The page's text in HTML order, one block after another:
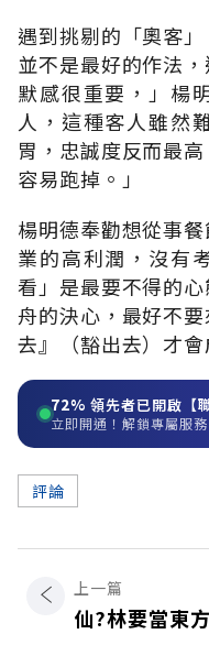
遇到挑剔的「奧客
並不是最好的作法
默感很重要，」楊
人，這種客人雖然
胃，忠誠度反而最
容易跑掉。」
楊明德奉勸想從事
業的高利潤，沒有
看」是最要不得的
舟的決心，最好不
去』（豁出去）才會
72% 領先者已開啟【
立即開通！解鎖專屬服務
評論
上一篇
仙?林要當東